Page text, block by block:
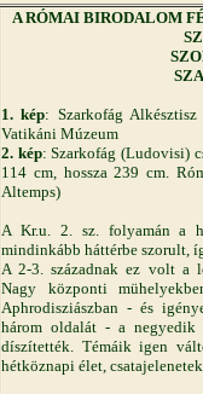
A RÓMAI BIRODALOM
1. kép: Szarkofág
Vatikáni Múzeum
2. kép: Szarkofág (Ludovisi)
114 cm, hossza 239 cm.
Altemps)
A Kr.u. 2. sz. folyamán a
mindinkább háttérbe szorult,
A 2-3. századnak ez volt a
Nagy központi
Aphrodisziászban - és
három oldalát - a
díszítették. Témáik igen
hétköznapi élet,